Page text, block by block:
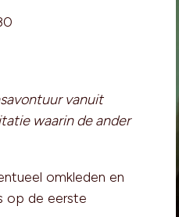
vanuit
waarin de ander
omkleden en
op de eerste